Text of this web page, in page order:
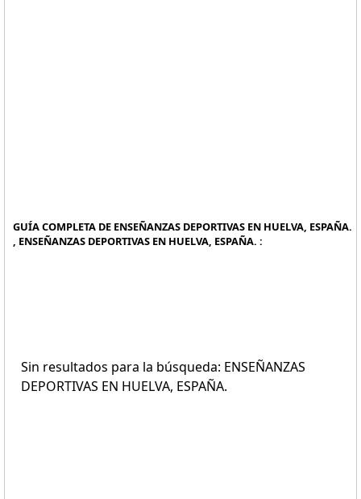
GUÍA COMPLETA DE ENSEÑANZAS DEPORTIVAS EN HUELVA, ESPAÑA.
, ENSEÑANZAS DEPORTIVAS EN HUELVA, ESPAÑA. :
Sin resultados para la búsqueda: ENSEÑANZAS
DEPORTIVAS EN HUELVA, ESPAÑA.